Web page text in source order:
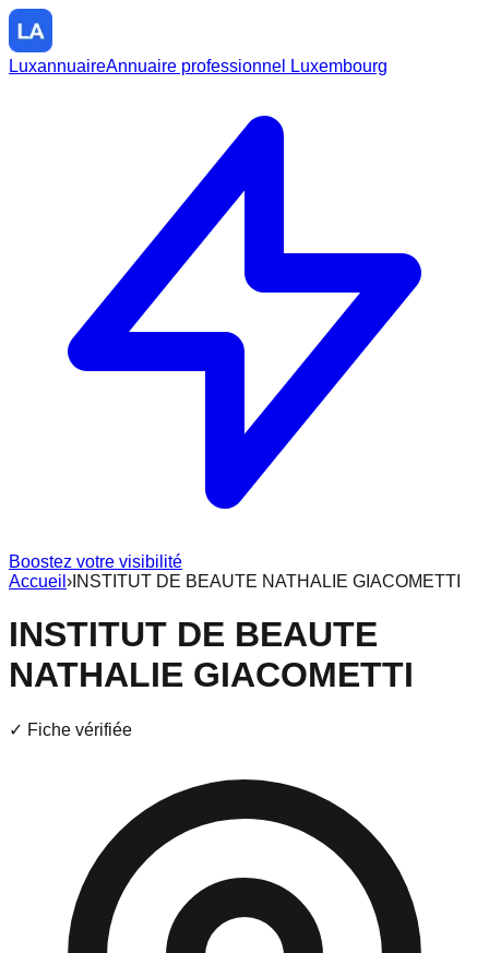
LuxannuaireAnnuaire professionnel Luxembourg
Boostez votre visibilité
Accueil › INSTITUT DE BEAUTE NATHALIE GIACOMETTI
INSTITUT DE BEAUTE
NATHALIE GIACOMETTI
✓ Fiche vérifiée